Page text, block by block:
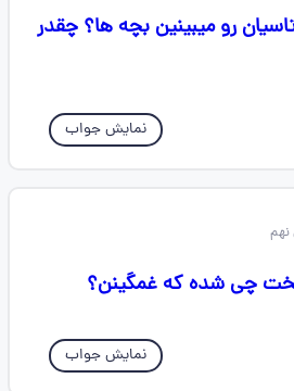
رو میبینین بچه ها؟ چقدر
نمایش جواب
چی شده که غمگینن؟
نمایش جواب